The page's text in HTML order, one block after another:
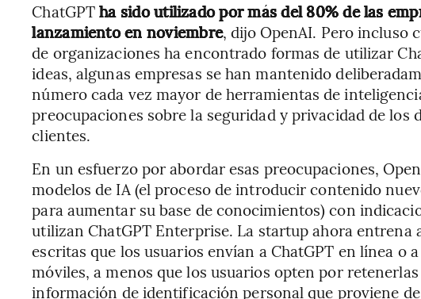
ChatGPTha sido utilizado por más del 80% de las
lanzamiento en noviembre, dijo OpenAI. Pero incluso
de organizaciones ha encontrado formas de utilizar
ideas, algunas empresas se han mantenido
número cada vez mayor de herramientas de
preocupaciones sobre la seguridad y privacidad de los
clientes.
En un esfuerzo por abordar esas preocupaciones,
modelos de IA (el proceso de introducir contenido
para aumentar su base de conocimientos) con
utilizan ChatGPT Enterprise. La startup ahora entrena
escritas que los usuarios envían a ChatGPT en línea o
móviles, a menos que los usuarios opten por
información de identificación personal que proviene